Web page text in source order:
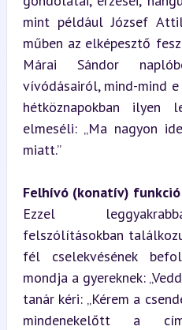
mint például József
műben az elképesztő
Márai Sándor
vívódásairól, mind-mind
hétköznapokban
elmeséli: „Ma nagyon
miatt.”
Felhívó (konatív)
Ezzel
felszólításokban
fél cselekvésének
mondja a gyereknek:
tanár kéri: „Kérem a
mindenekelőtt a